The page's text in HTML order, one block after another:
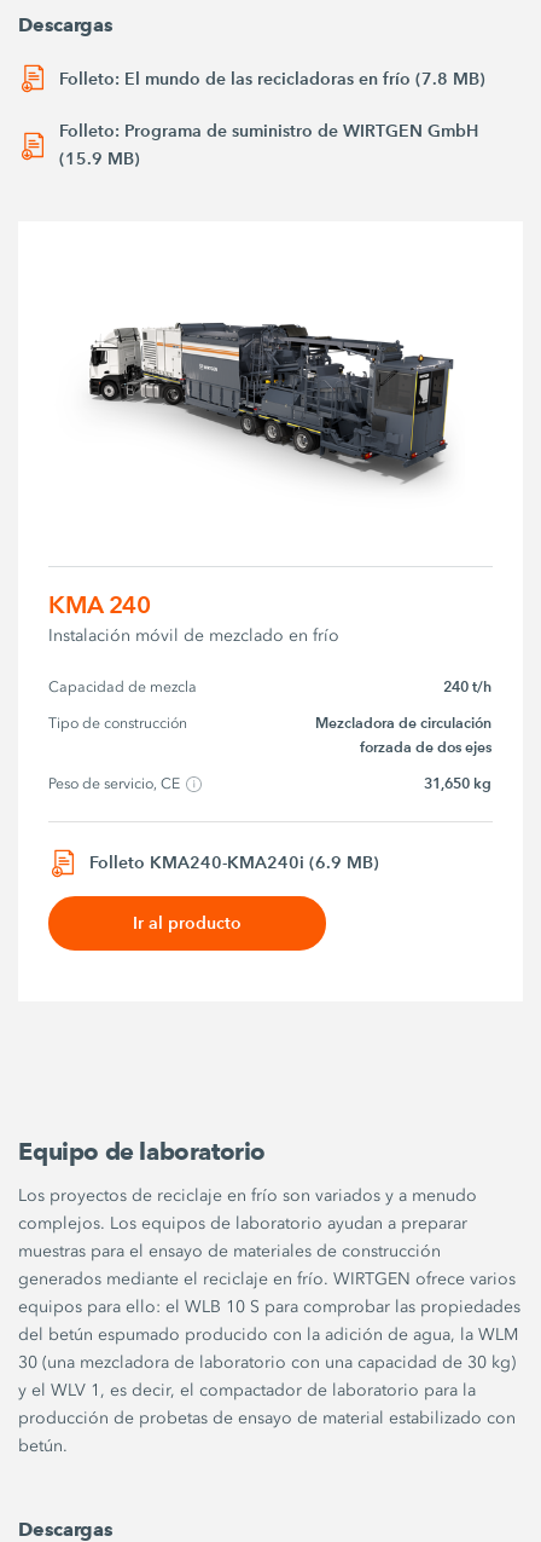
Descargas
Folleto: El mundo de las recicladoras en frío (7.8 MB)
Folleto: Programa de suministro de WIRTGEN GmbH
(15.9 MB)
KMA 240
Instalación móvil de mezclado en frío
Capacidad de mezcla 240 t/h
Tipo de construcción
Mezcladora de circulación
forzada de dos ejes
Peso de servicio, CE 31,650 kg
Folleto KMA240-KMA240i (6.9 MB)
Ir al producto
Equipo de laboratorio
Los proyectos de reciclaje en frío son variados y a menudo
complejos. Los equipos de laboratorio ayudan a preparar
muestras para el ensayo de materiales de construcción
generados mediante el reciclaje en frío. WIRTGEN ofrece varios
equipos para ello: el WLB 10 S para comprobar las propiedades
del betún espumado producido con la adición de agua, la WLM
30 (una mezcladora de laboratorio con una capacidad de 30 kg)
y el WLV 1, es decir, el compactador de laboratorio para la
producción de probetas de ensayo de material estabilizado con
betún.
Descargas